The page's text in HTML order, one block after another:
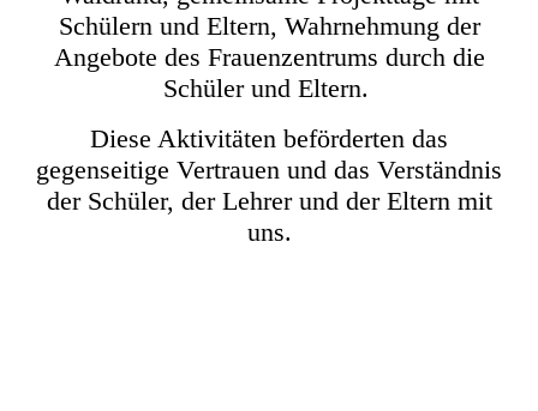
Schülern und Eltern, Wahrnehmung der
Angebote des Frauenzentrums durch die
Schüler und Eltern.
Diese Aktivitäten beförderten das
gegenseitige Vertrauen und das Verständnis
der Schüler, der Lehrer und der Eltern mit
uns.